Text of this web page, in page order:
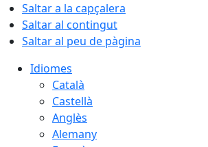
Saltar a la capçalera
Saltar al contingut
Saltar al peu de pàgina
Idiomes
Català
Castellà
Anglès
Alemany